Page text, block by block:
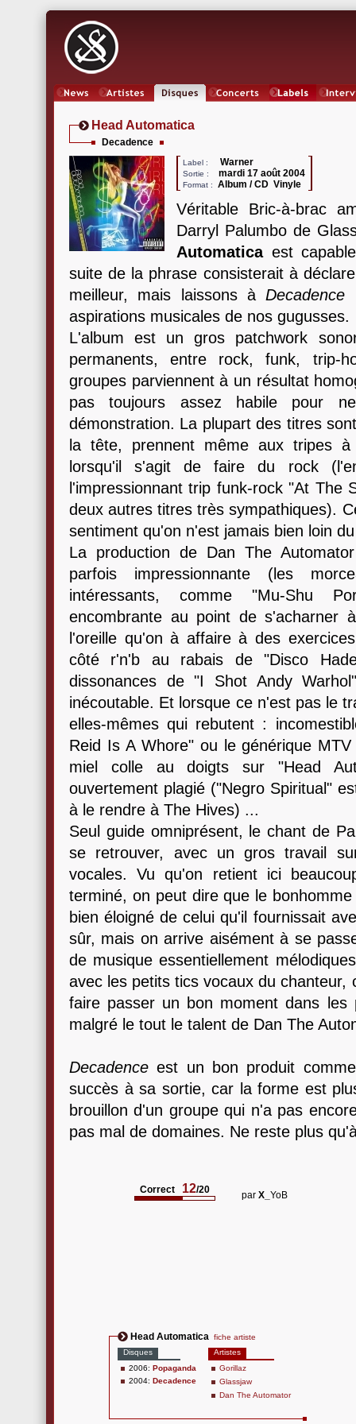
Head Automatica
Decadence
Label : Warner
Sortie : mardi 17 août 2004
Format : Album / CD Vinyle
Véritable Bric-à-brac
Darryl Palumbo de
Automaticaest
suite de la phrase consisterait à
meilleur, mais laissons àDecadence
aspirations musicales de nos gugusses.
L'album est un gros patchwork
permanents, entre rock, funk, trip-
groupes parviennent à un résultat
pas toujours assez habile pour
démonstration. La plupart des titres
la tête, prennent même aux tripes à
lorsqu'il s'agit de faire du rock
l'impressionnant trip funk-rock "At The
deux autres titres très sympathiques).
sentiment qu'on n'est jamais bien loin
La production de Dan The
parfois impressionnante (les
intéressants, comme "Mu-Shu
encombrante au point de s'acharner
l'oreille qu'on à affaire à des
côté r'n'b au rabais de "Disco
dissonances de "I Shot Andy
inécoutable. Et lorsque ce n'est pas le
elles-mêmes qui rebutent :
Reid Is A Whore" ou le générique
miel colle au doigts sur "Head
ouvertement plagié ("Negro Spiritual"
à le rendre à The Hives) ...
Seul guide omniprésent, le chant de
se retrouver, avec un gros travail
vocales. Vu qu'on retient ici
terminé, on peut dire que le
bien éloigné de celui qu'il fournissait
sûr, mais on arrive aisément à se
de musique essentiellement
avec les petits tics vocaux du
faire passer un bon moment dans
malgré le tout le talent de Dan The
Decadence est un bon produit
succès à sa sortie, car la forme est
brouillon d'un groupe qui n'a pas
pas mal de domaines. Ne reste plus
Correct 12/20 par X_ YoB
Head Automatica fiche artiste
Disques
2006: Popaganda
2004: Decadence
Artistes
Gorillaz
Glassjaw
Dan The Automator